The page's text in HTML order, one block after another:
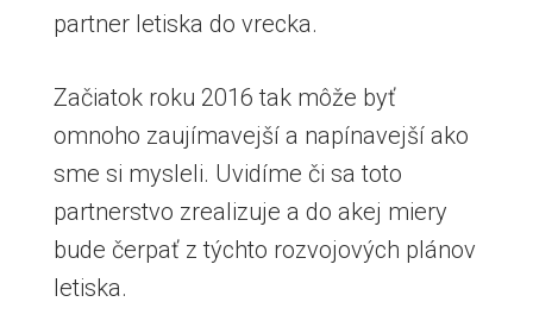
partner letiska do vrecka.
Začiatok roku 2016 tak môže byť
omnoho zaujímavejší a napínavejší ako
sme si mysleli. Uvidíme či sa toto
partnerstvo zrealizuje a do akej miery
bude čerpať z týchto rozvojových plánov
letiska.